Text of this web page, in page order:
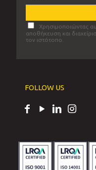
Χρησιμοποιώντας
αποθήκευση και
τον ιστότοπο.
FOLLOW US